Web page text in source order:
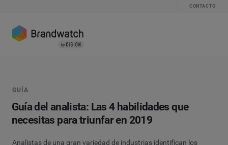
CONTACTO
GUÍA
Guía del analista: Las 4 habilidades que
necesitas para triunfar en 2019
Analistas de una gran variedad de industrias identifican los